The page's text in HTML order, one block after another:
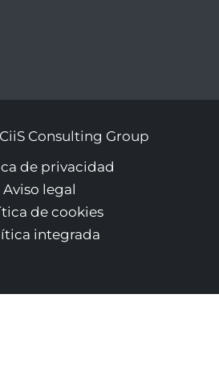
Consulting Group
de privacidad
Aviso legal
de cookies
integrada